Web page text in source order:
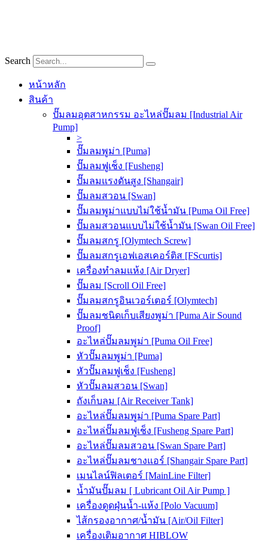
Search
หน้าหลัก
สินค้า
ปั๊มลมอุตสาหกรรม อะไหล่ปั๊มลม [Industrial Air
Pump]
>
ปั๊มลมพูม่า [Puma]
ปั๊มลมฟูเช็ง [Fusheng]
ปั๊มลมแรงดันสูง [Shangair]
ปั๊มลมสวอน [Swan]
ปั๊มลมพูม่าแบบไม่ใช้น้ำมัน [Puma Oil Free]
ปั๊มลมสวอนแบบไม่ใช้น้ำมัน [Swan Oil Free]
ปั๊มลมสกรู [Olymtech Screw]
ปั๊มลมสกรูเอฟเอสเคอร์ติส [FScurtis]
เครื่องทำลมแห้ง [Air Dryer]
ปั๊มลม [Scroll Oil Free]
ปั๊มลมสกรูอินเวอร์เตอร์ [Olymtech]
ปั๊มลมชนิดเก็บเสียงพูม่า [Puma Air Sound
Proof]
อะไหล่ปั๊มลมพูม่า [Puma Oil Free]
หัวปั๊มลมพูม่า [Puma]
หัวปั๊มลมฟูเช็ง [Fusheng]
หัวปั๊มลมสวอน [Swan]
ถังเก็บลม [Air Receiver Tank]
อะไหล่ปั๊มลมพูม่า [Puma Spare Part]
อะไหล่ปั๊มลมฟูเช็ง [Fusheng Spare Part]
อะไหล่ปั๊มลมสวอน [Swan Spare Part]
อะไหล่ปั๊มลมชางแอร์ [Shangair Spare Part]
เมนไลน์ฟิลเตอร์ [MainLine Filter]
น้ำมันปั๊มลม [ Lubricant Oil Air Pump ]
เครื่องดูดฝุ่นน้ำ-แห้ง [Polo Vacuum]
ไส้กรองอากาศ/น้ำมัน [Air/Oil Filter]
เครื่องเติมอากาศ HIBLOW